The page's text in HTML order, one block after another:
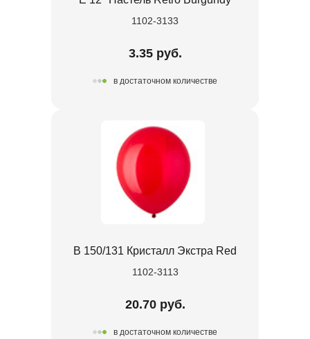
1102-3133
3.35 руб.
в достаточном количестве
В 150/131 Кристалл Экстра Red
1102-3113
20.70 руб.
в достаточном количестве